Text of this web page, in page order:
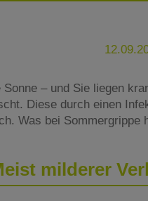
– und Sie liegen
Diese durch einen
Was bei
milderer